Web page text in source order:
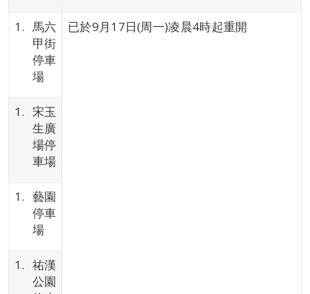
馬六
甲街
停車
場
已於9月17日(周一)凌晨4時起重開
宋玉
生廣
場停
車場
藝園
停車
場
祐漢
公園